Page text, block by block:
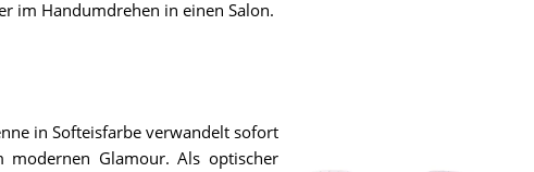
im Handumdrehen in einen Salon.
in Softeisfarbe verwandelt sofort
Glamour. Als optischer